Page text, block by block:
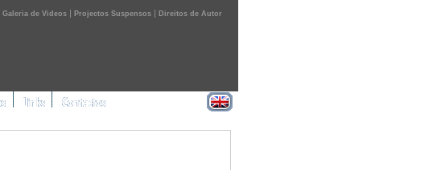
Galeria de Videos | Projectos Suspensos | Direitos de Autor